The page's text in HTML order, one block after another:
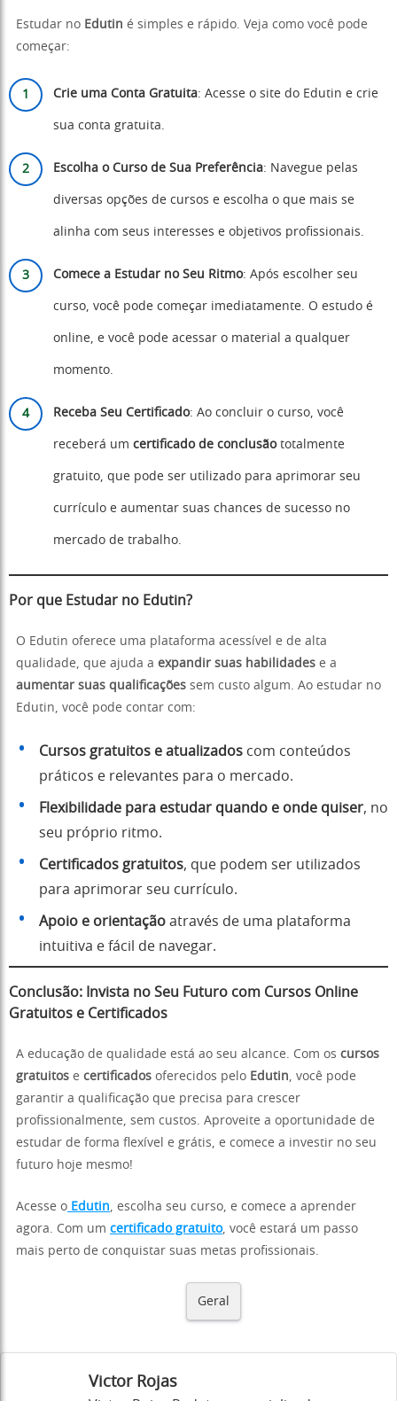
Estudar no Edutin é simples e rápido. Veja como você pode
começar:
Crie uma Conta Gratuita: Acesse o site do Edutin e crie
sua conta gratuita.
Escolha o Curso de Sua Preferência: Navegue pelas
diversas opções de cursos e escolha o que mais se
alinha com seus interesses e objetivos profissionais.
Comece a Estudar no Seu Ritmo: Após escolher seu
curso, você pode começar imediatamente. O estudo é
online, e você pode acessar o material a qualquer
momento.
Receba Seu Certificado: Ao concluir o curso, você
receberá um certificado de conclusãototalmente
gratuito, que pode ser utilizado para aprimorar seu
currículo e aumentar suas chances de sucesso no
mercado de trabalho.
Por que Estudar no Edutin?
O Edutin oferece uma plataforma acessível e de alta
qualidade, que ajuda a expandir suas habilidades e a
aumentar suas qualificações sem custo algum. Ao estudar no
Edutin, você pode contar com:
Cursos gratuitos e atualizados com conteúdos
práticos e relevantes para o mercado.
Flexibilidade para estudar quando e onde quiser, no
seu próprio ritmo.
Certificados gratuitos, que podem ser utilizados
para aprimorar seu currículo.
Apoio e orientação através de uma plataforma
intuitiva e fácil de navegar.
Conclusão: Invista no Seu Futuro com Cursos Online
Gratuitos e Certificados
A educação de qualidade está ao seu alcance. Com os cursos
gratuitos e certificados oferecidos pelo Edutin, você pode
garantir a qualificação que precisa para crescer
profissionalmente, sem custos. Aproveite a oportunidade de
estudar de forma flexível e grátis, e comece a investir no seu
futuro hoje mesmo!
Acesse o Edutin, escolha seu curso, e comece a aprender
agora. Com um certificado gratuito, você estará um passo
mais perto de conquistar suas metas profissionais.
Geral
Victor Rojas